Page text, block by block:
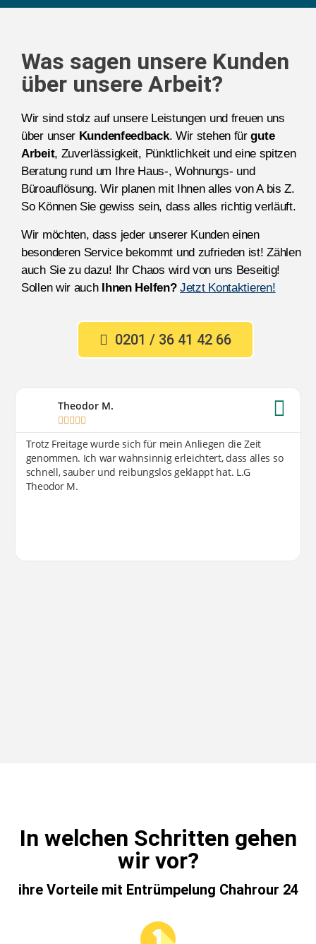
Was sagen unsere Kunden
über unsere Arbeit?
Wir sind stolz auf unsere Leistungen und freuen uns
über unser Kundenfeedback. Wir stehen fürgute
Arbeit, Zuverlässigkeit, Pünktlichkeit und eine spitzen
Beratung rund um Ihre Haus-, Wohnungs- und
Büroauflösung. Wir planen mit Ihnen alles von A bis Z.
So Können Sie gewiss sein, dass alles richtig verläuft.
Wir möchten, dass jeder unserer Kunden einen
besonderen Service bekommt und zufrieden ist! Zählen
auch Sie zu dazu! Ihr Chaos wird von uns Beseitig!
Sollen wir auch Ihnen Helfen? Jetzt Kontaktieren!
0201 / 36 41 42 66
Theodor M.
    
Trotz Freitage wurde sich für mein Anliegen die Zeit
genommen. Ich war wahnsinnig erleichtert, dass alles so
schnell, sauber und reibungslos geklappt hat. L.G
Theodor M.
In welchen Schritten gehen
wir vor?
ihre Vorteile mit Entrümpelung Chahrour 24